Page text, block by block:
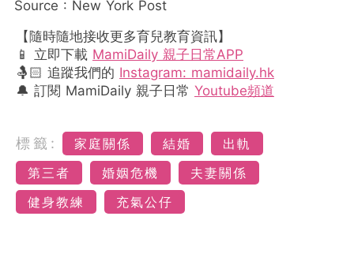
Source : New York Post
【隨時隨地接收更多育兒教育資訊】
📱 立即下載 MamiDaily 親子日常APP
🤱🏻 追蹤我們的 Instagram: mamidaily.hk
🔔 訂閱 MamiDaily 親子日常 Youtube頻道
標籤: 家庭關係 結婚
出軌
第三者
婚姻危機
夫妻關係
健身教練
充氣公仔